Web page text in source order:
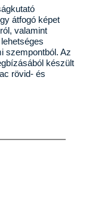
átfogó képet
valamint
szempontból. Az
készült
rövid- és